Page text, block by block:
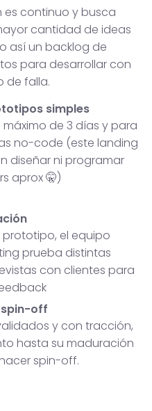
es continuo y busca
cantidad de ideas
así un backlog de
para desarrollar con
de falla.
simples
máximo de 3 días y para
no-code (este landing
diseñar ni programar
aprox 🤫)
el equipo
prueba distintas
con clientes para
off
y con tracción,
hasta su maduración
spin-off.